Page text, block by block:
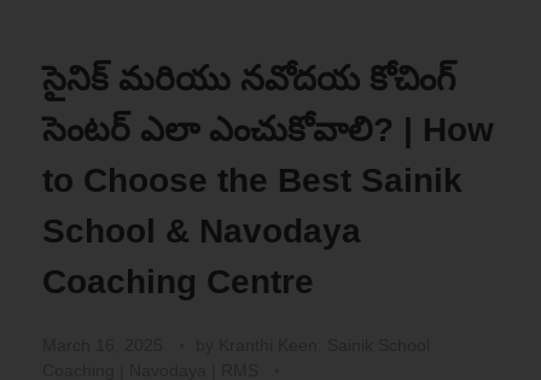
సైనిక్ మరియు నవోదయ కోచింగ్
సెంటర్ ఎలా ఎంచుకోవాలి? | How
to Choose the Best Sainik
School & Navodaya
Coaching Centre